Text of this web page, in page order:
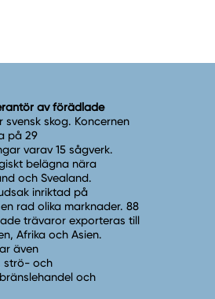
av förädlade
svensk skog. Koncernen
på 29
varav 15 sågverk.
belägna nära
och Svealand.
inriktad på
rad olika marknader. 88
trävaror exporteras till
Afrika och Asien.
även
strö- och
och